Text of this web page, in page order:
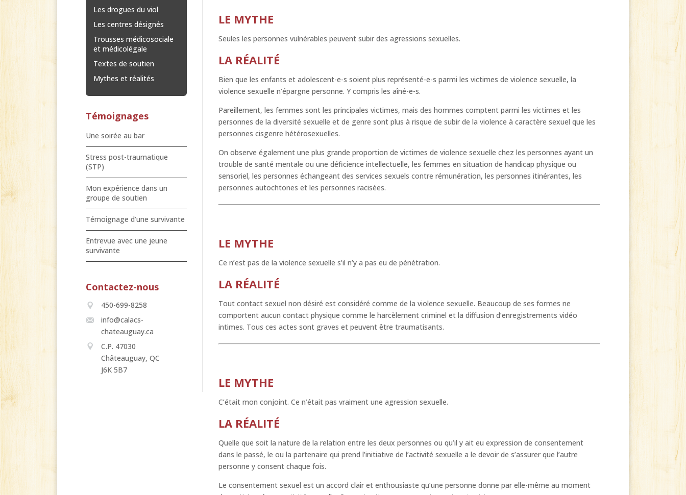
Les drogues du viol
Les centres désignés
Trousses médicosociale
et médicolégale
Textes de soutien
Mythes et réalités
Témoignages
Une soirée au bar
Stress post-traumatique
(STP)
Mon expérience dans un
groupe de soutien
Témoignage d’une survivante
Entrevue avec une jeune
survivante
Contactez-nous
450-699-8258
info@calacs-
chateauguay.ca
C.P. 47030
Châteauguay, QC
J6K 5B7
LE MYTHE
Seules les personnes vulnérables peuvent subir des agressions sexuelles.
LA RÉALITÉ
Bien que les enfants et adolescent-e-s soient plus représenté-e-s parmi les victimes de violence sexuelle, la
violence sexuelle n’épargne personne. Y compris les aîné-e-s.
Pareillement, les femmes sont les principales victimes, mais des hommes comptent parmi les victimes et les
personnes de la diversité sexuelle et de genre sont plus à risque de subir de la violence à caractère sexuel que les
personnes cisgenre hétérosexuelles.
On observe également une plus grande proportion de victimes de violence sexuelle chez les personnes ayant un
trouble de santé mentale ou une déficience intellectuelle, les femmes en situation de handicap physique ou
sensoriel, les personnes échangeant des services sexuels contre rémunération, les personnes itinérantes, les
personnes autochtones et les personnes racisées.
LE MYTHE
Ce n’est pas de la violence sexuelle s’il n’y a pas eu de pénétration.
LA RÉALITÉ
Tout contact sexuel non désiré est considéré comme de la violence sexuelle. Beaucoup de ses formes ne
comportent aucun contact physique comme le harcèlement criminel et la diffusion d’enregistrements vidéo
intimes. Tous ces actes sont graves et peuvent être traumatisants.
LE MYTHE
C’était mon conjoint. Ce n’était pas vraiment une agression sexuelle.
LA RÉALITÉ
Quelle que soit la nature de la relation entre les deux personnes ou qu’il y ait eu expression de consentement
dans le passé, le ou la partenaire qui prend l’initiative de l’activité sexuelle a le devoir de s’assurer que l’autre
personne y consent chaque fois.
Le consentement sexuel est un accord clair et enthousiaste qu’une personne donne par elle-même au moment